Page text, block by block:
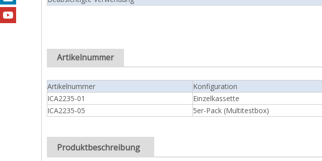
Artikelnummer
Artikelnummer Konfiguration
ICA2235-01
Einzelkassette
ICA2235-05
5er-Pack (Multitestbox)
Produktbeschreibung